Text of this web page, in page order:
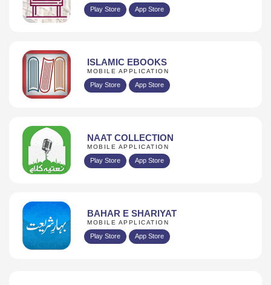
Play Store App Store
ISLAMIC EBOOKS
MOBILE APPLICATION
Play Store App Store
NAAT COLLECTION
MOBILE APPLICATION
Play Store App Store
BAHAR E SHARIYAT
MOBILE APPLICATION
Play Store App Store